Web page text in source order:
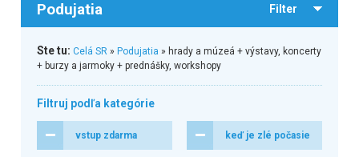
Podujatia Filter
Ste tu: Celá SR» Podujatia » hrady a múzeá + výstavy, koncerty
+ burzy a jarmoky + prednášky, workshopy
Filtruj podľa kategórie
vstup zdarma keď je zlé počasie